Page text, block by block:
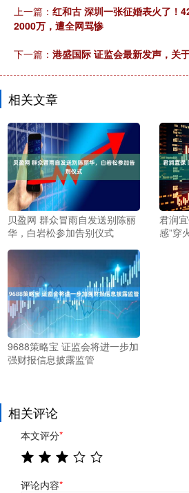
上一篇： 红和古 深圳一张征婚表火了！
2000万，遭全网骂惨
下一篇： 港盛国际 证监会最新发声，关
相关文章
贝盈网 群众冒雨自发送别陈丽
华，白岩松参加告别仪式
君润
感”穿
9688策略宝 证监会将进一步加
强财报信息披露监管
相关评论
本文评分*
评论内容*